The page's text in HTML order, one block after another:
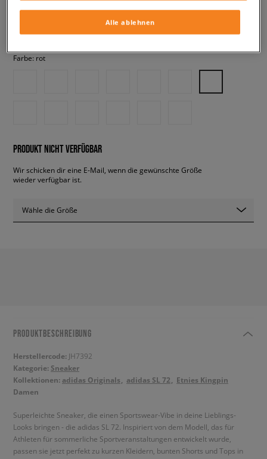
54,99 € inkl. MwSt.
Farbe: rot
PRODUKT NICHT VERFÜGBAR
Wir schicken dir eine E-Mail, wenn die gewünschte Größe
wieder verfügbar ist.
Wähle die Größe
PRODUKTBESCHREIBUNG
Herstellercode: JH7392
Kategorie: Sneaker
Kollektionen: adidas Originals adidas SL 72
Etnies Kingpin
Damen
Superleichte Sneaker, die einen Sportswear-Vibe in deine Lieblings-
Looks bringen - die adidas SL 72. Inspiriert von dem Modell, das für
Athleten für sommerliche Sportveranstaltungen entwickelt wurde,
passen sie jetzt perfekt zu kurzen Kleidern, bunten Shorts und Tops in
Alle ablehnen